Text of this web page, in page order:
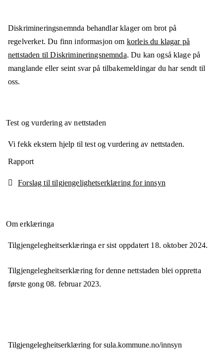
Diskrimineringsnemnda behandlar klager om brot på
regelverket. Du finn informasjon om korleis du klagar på
nettstaden til Diskrimineringsnemnda. Du kan også klage på
manglande eller seint svar på tilbakemeldingar du har sendt til
oss.
Test og vurdering av nettstaden
Vi fekk ekstern hjelp til test og vurdering av nettstaden.
Rapport
Forslag til tilgjengelighetserklæring for innsyn
Om erklæringa
Tilgjengelegheitserklæringa er sist oppdatert 18. oktober 2024.
Tilgjengelegheitserklæring for denne nettstaden blei oppretta
første gong 08. februar 2023.
Tilgjengelegheits­erklæring forsula.kommune.no/innsyn